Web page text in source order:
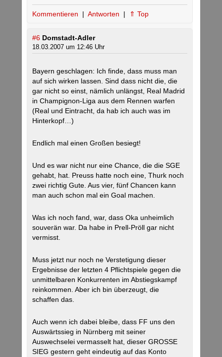
Kommentieren | Antworten | ⇑ Top
#6 Domstadt-Adler
18.03.2007 um 12:46 Uhr
Bayern geschlagen: Ich finde, dass muss man
auf sich wirken lassen. Sind dass nicht die, die
gar nicht so einst, nämlich unlängst, Real Madrid
in Champignon-Liga aus dem Rennen warfen
(Real und Eintracht, da hab ich auch was im
Hinterkopf…)
Endlich mal einen Großen besiegt!
Und es war nicht nur eine Chance, die die SGE
gehabt, hat. Preuss hatte noch eine, Thurk noch
zwei richtig Gute. Aus vier, fünf Chancen kann
man auch schon mal ein Goal machen.
Was ich noch fand, war, dass Oka unheimlich
souverän war. Da habe in Prell-Pröll gar nicht
vermisst.
Muss jetzt nur noch ne Verstetigung dieser
Ergebnisse der letzten 4 Pflichtspiele gegen die
unmittelbaren Konkurrenten im Abstiegskampf
reinkommen. Aber ich bin überzeugt, die
schaffen das.
Auch wenn ich dabei bleibe, dass FF uns den
Auswärtssieg in Nürnberg mit seiner
Auswechselei vermasselt hat, dieser GROSSE
SIEG gestern geht eindeutig auf das Konto